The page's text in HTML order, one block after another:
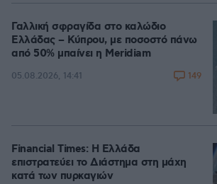
Γαλλική σφραγίδα στο καλώδιο
Ελλάδας – Κύπρου, με ποσοστό πάνω
από 50% μπαίνει η Meridiam
05.08.2026, 14:41 149
Financial Times: Η Ελλάδα
επιστρατεύει το Διάστημα στη μάχη
κατά των πυρκαγιών